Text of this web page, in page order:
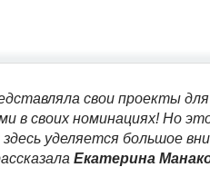
свои проекты
в своих номинациях! Но
уделяется большое
Екатерина